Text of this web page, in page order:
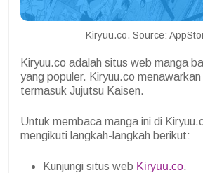
Kiryuu.co. Source:
Kiryuu.co adalah situs web manga
yang populer. Kiryuu.co
termasuk Jujutsu Kaisen.
Untuk membaca manga ini di
mengikuti langkah-langkah berikut:
Kunjungi situs web Kiryuu.co.